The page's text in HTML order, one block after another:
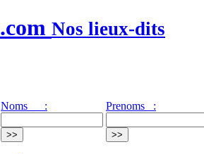
Nos lieux-dits
Noms : Prenoms :